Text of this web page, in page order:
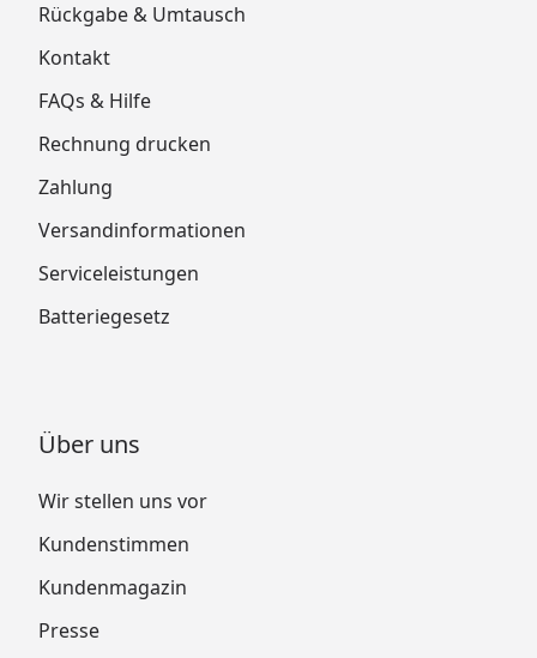
Rückgabe & Umtausch
Kontakt
FAQs & Hilfe
Rechnung drucken
Zahlung
Versandinformationen
Serviceleistungen
Batteriegesetz
Über uns
Wir stellen uns vor
Kundenstimmen
Kundenmagazin
Presse